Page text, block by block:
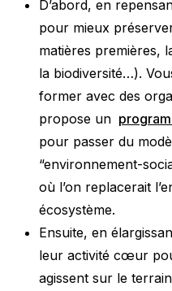
D’abord, en
pour mieux
matières premières,
la biodiversité…).
former avec des
propose un
pour passer du
“environnement-
où l’on replacerait
écosystème.
Ensuite, en
leur activité cœur
agissent sur le